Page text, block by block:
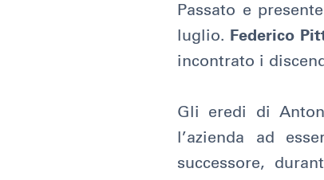
Passato e
luglio. Federico
incontrato i
Gli eredi di
l’azienda ad
successore,